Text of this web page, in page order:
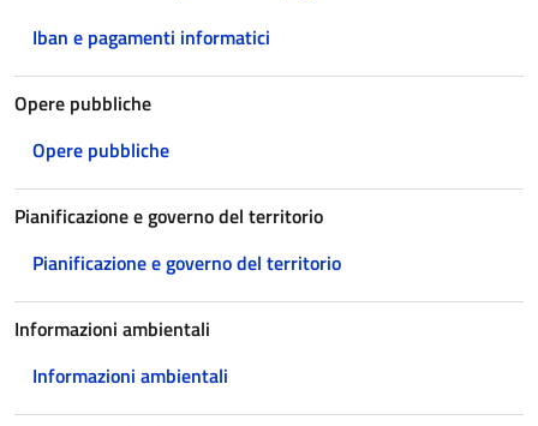
Iban e pagamenti informatici
Opere pubbliche
Opere pubbliche
Pianificazione e governo del territorio
Pianificazione e governo del territorio
Informazioni ambientali
Informazioni ambientali